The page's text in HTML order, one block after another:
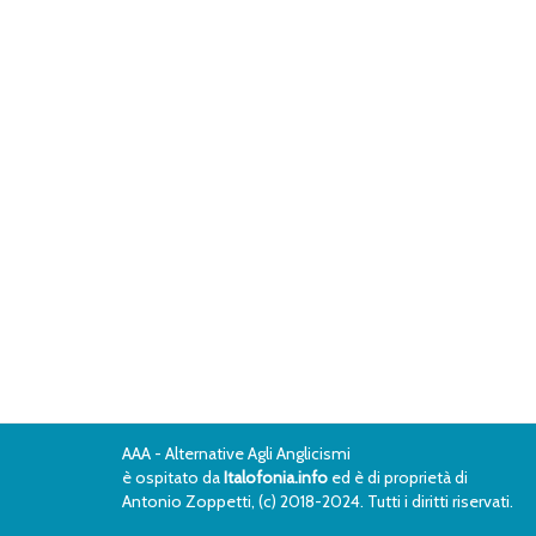
AAA - Alternative Agli Anglicismi
è ospitato daItalofonia.info ed è di proprietà di
Antonio Zoppetti, (c) 2018-2024. Tutti i diritti riservati.